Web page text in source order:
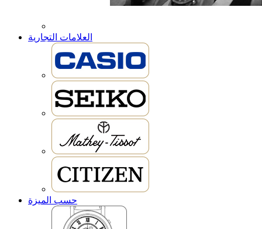
العلامات التجارية
حسب الميزة